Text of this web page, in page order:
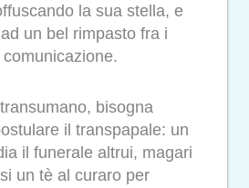
la sua stella, e
un bel rimpasto fra i
bisogna
il transpapale: un
il funerale altrui, magari
un tè al curaro per